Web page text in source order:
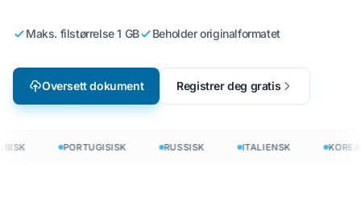
Maks. filstørrelse 1 GB Beholder originalformatet
Oversett dokument Registrer deg gratis
PORTUGISISK RUSSISK ITALIENSK